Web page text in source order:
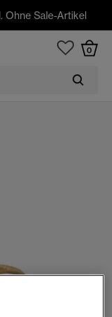
Ohne Sale-Artikel
0